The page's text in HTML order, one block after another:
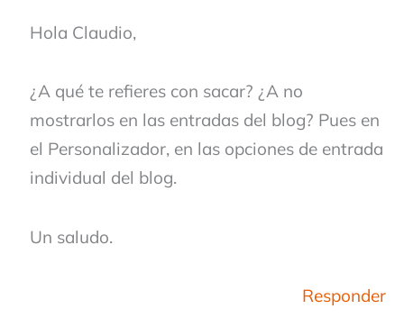
Hola Claudio,
¿A qué te refieres con sacar? ¿A no
mostrarlos en las entradas del blog? Pues en
el Personalizador, en las opciones de entrada
individual del blog.
Un saludo.
Responder